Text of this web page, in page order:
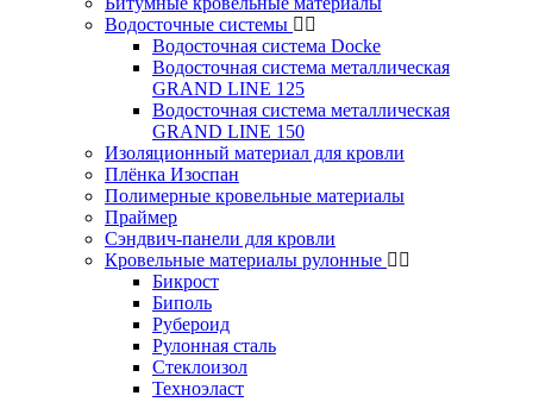
Водосточные системы
Водосточная система Docke
Водосточная система металлическая
GRAND LINE 125
Водосточная система металлическая
GRAND LINE 150
Изоляционный материал для кровли
Плёнка Изоспан
Полимерные кровельные материалы
Праймер
Сэндвич-панели для кровли
Кровельные материалы рулонные
Бикрост
Биполь
Рубероид
Рулонная сталь
Стеклоизол
Техноэласт